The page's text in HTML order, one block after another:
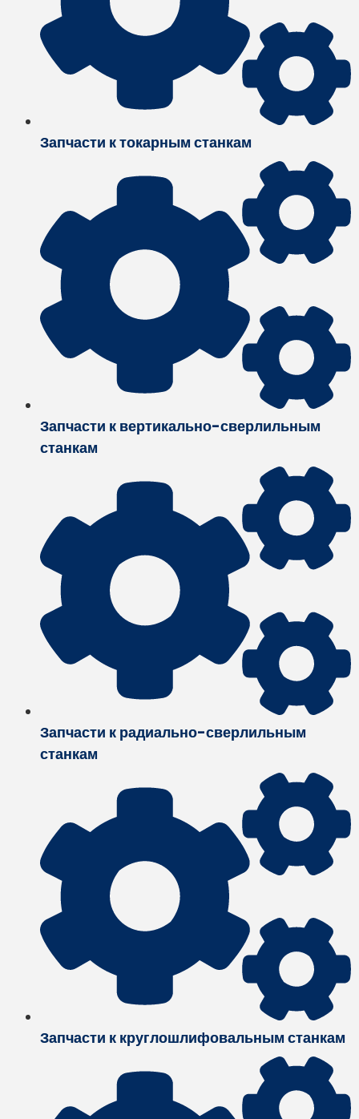
Запчасти к токарным станкам
Запчасти к вертикально-сверлильным
станкам
Запчасти к радиально-сверлильным
станкам
Запчасти к круглошлифовальным станкам